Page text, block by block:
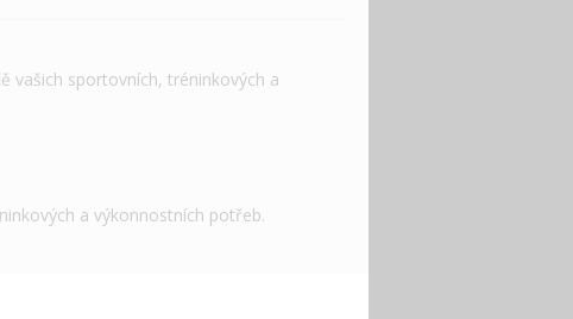
vašich sportovních, tréninkových a
a výkonnostních potřeb.